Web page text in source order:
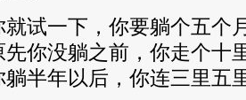
试一下，你要躺个五个
你没躺之前，你走个十
半年以后，你连三里五